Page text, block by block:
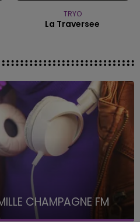
TRYO
La Traversee
CHAMPAGNE FM